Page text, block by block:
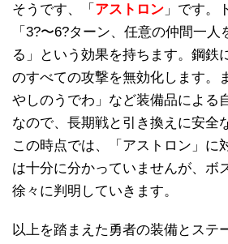
そうです、「 アストロン 」です。
「3?〜6?ターン、任意の仲間一
る」という効果を持ちます。鋼鉄
のすべての攻撃を無効化します。
やしのうでわ」など装備品による
なので、長期戦と引き換えに安全
この時点では、「アストロン」に
は十分に分かっていませんが、ボ
徐々に判明していきます。
以上を踏まえた勇者の装備とステ